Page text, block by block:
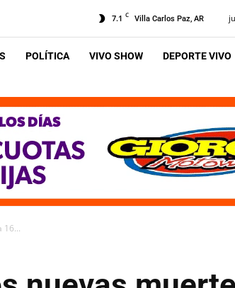
7.1 C Villa Carlos Paz, AR
POLÍTICA VIVO SHOW DEPORTE VIVO
16...